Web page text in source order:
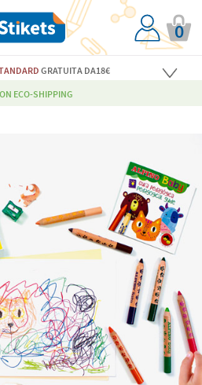
0
GRATUITADA18€
ECO-SHIPPING